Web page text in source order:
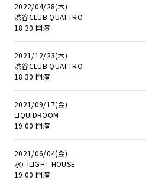
2022/04/28(木)
渋谷CLUB QUATTRO
18:30 開演
2021/12/23(木)
渋谷CLUB QUATTRO
18:30 開演
2021/09/17(金)
LIQUIDROOM
19:00 開演
2021/06/04(金)
水戸LIGHT HOUSE
19:00 開演